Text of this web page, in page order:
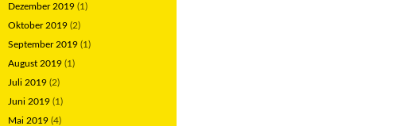
Dezember 2019 (1)
Oktober 2019 (2)
September 2019 (1)
August 2019 (1)
Juli 2019 (2)
Juni 2019 (1)
Mai 2019 (4)